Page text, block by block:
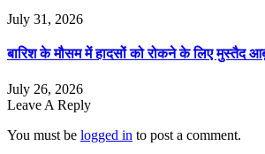
July 31, 2026
बारिश के मौसम में हादसों को रोकने के लिए मुस्तैद
July 26, 2026
Leave A Reply
You must be logged in to post a comment.